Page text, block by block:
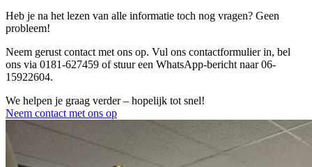
Heb je na het lezen van alle informatie toch nog vragen? Geen
probleem!
Neem gerust contact met ons op. Vul ons contactformulier in, bel
ons via 0181-627459 of stuur een WhatsApp-bericht naar 06-
15922604.
We helpen je graag verder – hopelijk tot snel!
Neem contact met ons op